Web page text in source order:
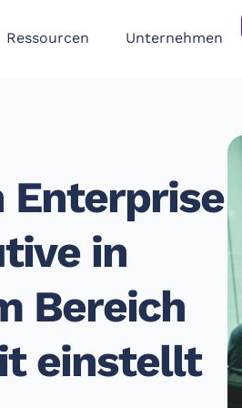
Ressourcen Unternehmen
Enterprise
in
Bereich
einstellt